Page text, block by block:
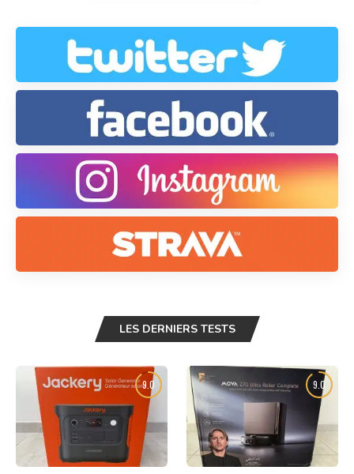
LES DERNIERS TESTS
9.0 9.0